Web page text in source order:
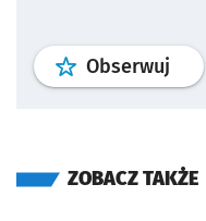
Obserwuj profil
ZOBACZ TAKŻE